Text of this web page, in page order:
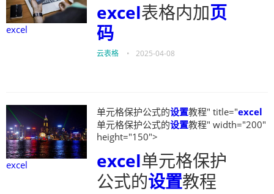
excel
excel表格内加页
码
云表格 • 2025-04-08
excel
单元格保护公式的设置教程" title="excel
单元格保护公式的设置教程" width="200"
height="150">
excel单元格保护
公式的设置教程